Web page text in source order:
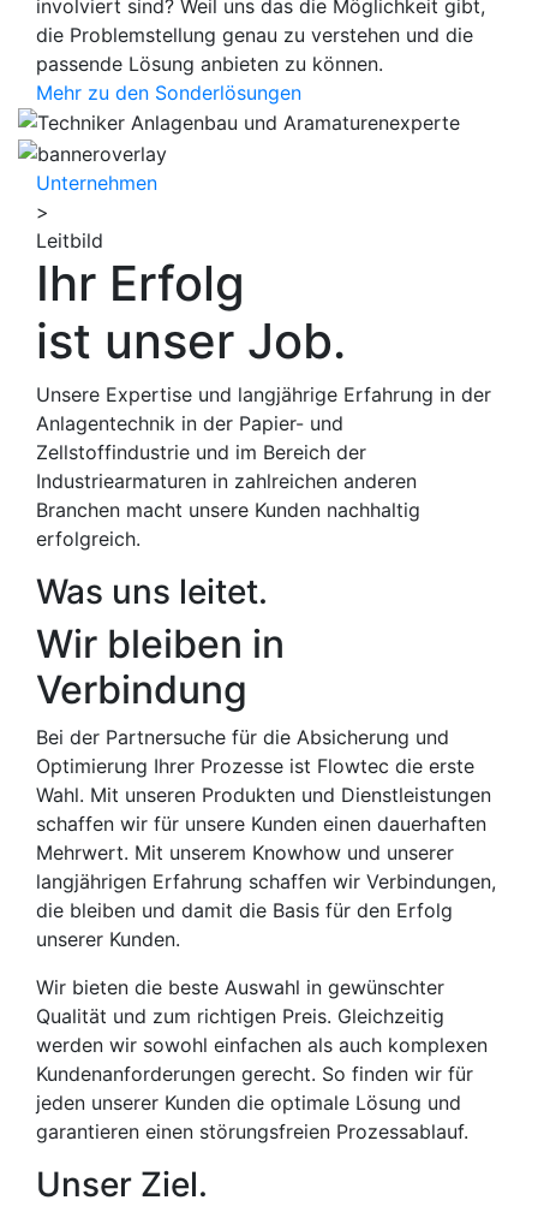
involviert sind? Weil uns das die Möglichkeit gibt,
die Problemstellung genau zu verstehen und die
passende Lösung anbieten zu können.
Mehr zu den Sonderlösungen
Unternehmen
>
Leitbild
Ihr Erfolg
ist unser Job.
Unsere Expertise und langjährige Erfahrung in der
Anlagentechnik in der Papier- und
Zellstoffindustrie und im Bereich der
Industriearmaturen in zahlreichen anderen
Branchen macht unsere Kunden nachhaltig
erfolgreich.
Was uns leitet.
Wir bleiben in
Verbindung
Bei der Partnersuche für die Absicherung und
Optimierung Ihrer Prozesse ist Flowtec die erste
Wahl. Mit unseren Produkten und Dienstleistungen
schaffen wir für unsere Kunden einen dauerhaften
Mehrwert. Mit unserem Knowhow und unserer
langjährigen Erfahrung schaffen wir Verbindungen,
die bleiben und damit die Basis für den Erfolg
unserer Kunden.
Wir bieten die beste Auswahl in gewünschter
Qualität und zum richtigen Preis. Gleichzeitig
werden wir sowohl einfachen als auch komplexen
Kundenanforderungen gerecht. So finden wir für
jeden unserer Kunden die optimale Lösung und
garantieren einen störungsfreien Prozessablauf.
Unser Ziel.